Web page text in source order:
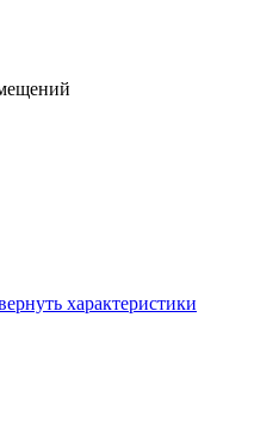
характеристики